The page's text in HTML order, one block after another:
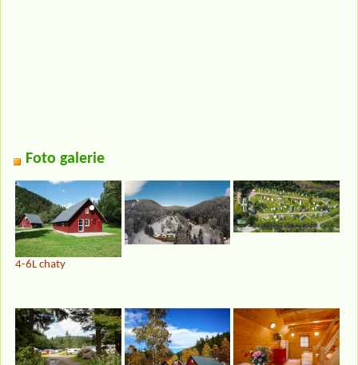
Foto galerie
4-6L chaty